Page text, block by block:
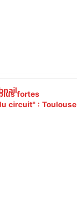
fortes
circuit" : Toulouse